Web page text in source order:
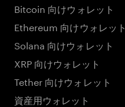
Bitcoin 向けウォレット
Ethereum 向けウォレット
Solana 向けウォレット
XRP 向けウォレット
Tether 向けウォレット
資産用ウォレット